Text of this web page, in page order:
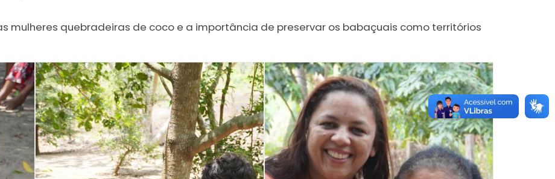
mulheres quebradeiras de coco e a importância de preservar os babaçuais como territórios